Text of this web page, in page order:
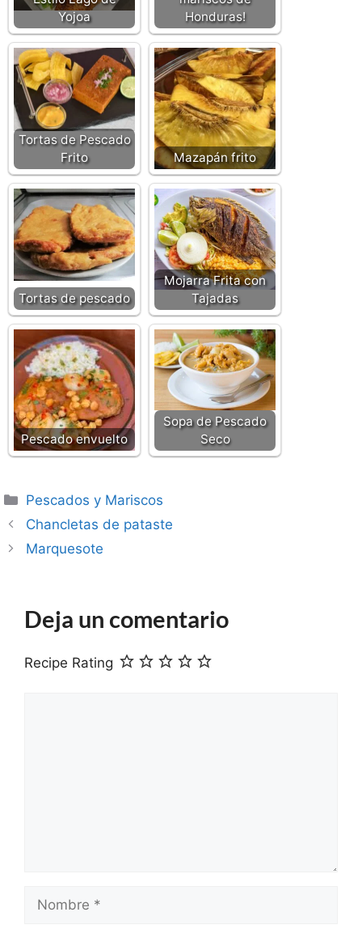
Yojoa
Honduras!
Tortas de Pescado
Frito
Mazapán frito
Tortas de pescado
Mojarra Frita con
Tajadas
Pescado envuelto
Sopa de Pescado
Seco
Categorías
Pescados y Mariscos
Chancletas de pataste
Marquesote
Deja un comentario
Recipe Rating